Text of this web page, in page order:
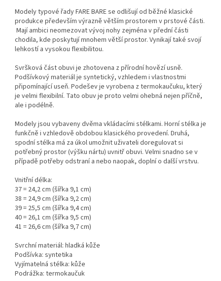
Modely typové řady FARE BARE se odlišují od běžné klasické
produkce především výrazně větším prostorem v prstové části.
Mají ambici neomezovat vývoj nohy zejména v přední části
chodila, kde poskytují mnohem větší prostor. Vynikají také svojí
lehkostí a vysokou flexibilitou.
Svršková část obuvi je zhotovena z přírodní hovězí usně.
Podšívkový materiál je syntetický, vzhledem i vlastnostmi
připomínající useň. Podešev je vyrobena z termokaučuku, který
je velmi flexibilní. Tato obuv je proto velmi ohebná nejen příčně,
ale i podélně.
Modely jsou vybaveny dvěma vkládacími stélkami. Horní stélka je
funkčně i vzhledově obdobou klasického provedení. Druhá,
spodní stélka má za úkol umožnit uživateli doregulovat si
potřebný prostor (výšku nártu) uvnitř obuvi. Velmi snadno se v
případě potřeby odstraní a nebo naopak, doplní o další vrstvu.
Vnitřní délka:
37 = 24,2 cm (šířka 9,1 cm)
38 = 24,9 cm (šířka 9,2 cm)
39 = 25,5 cm (šířka 9,4 cm)
40 = 26,1 cm (šířka 9,5 cm)
41 = 26,6 cm (šířka 9,7 cm)
Svrchní materiál: hladká kůže
Podšívka: syntetika
Vyjímatelná stélka: kůže
Podrážka: termokaučuk